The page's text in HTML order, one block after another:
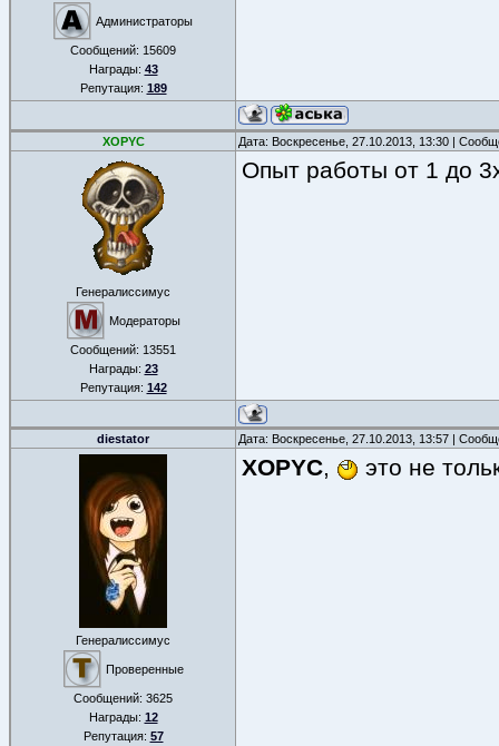
Администраторы
Сообщений: 15609
Награды: 43
Репутация: 189
XOPYC Дата: Воскресенье, 27.10.2013, 13:30 |
Генералиссимус
Модераторы
Сообщений: 13551
Награды: 23
Репутация: 142
Опыт работы от 1 до
diestator Дата: Воскресенье, 27.10.2013, 13:57 |
Генералиссимус
Проверенные
Сообщений: 3625
Награды: 12
Репутация: 57
XOPYC, это не